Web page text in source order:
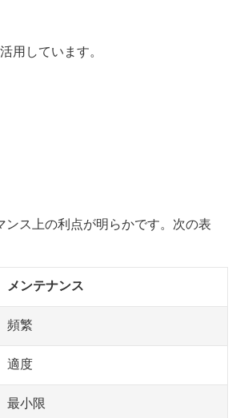
しています。
ス上の利点が明らかです。次の表
メンテナンス
頻繁
適度
最小限